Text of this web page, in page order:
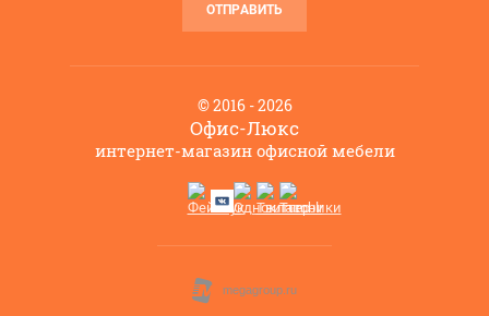
ОТПРАВИТЬ
© 2016 - 2026
Офис-Люкс
интернет-магазин офисной мебели